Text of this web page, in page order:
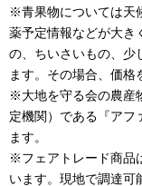
※青果物については天
薬予定情報などが大き
の、ちいさいもの、少
ます。その場合、価格
※大地を守る会の農産
定機関）である『アフ
ます。
※フェアトレード商品
います。現地で調達可